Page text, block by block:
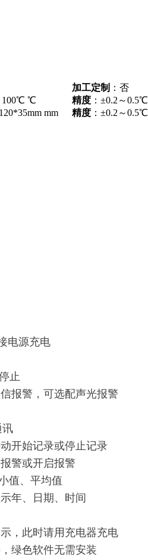
加工定制 ：否
100℃ ℃ 精度 ：±0.2～0.5℃
mm 精度 ：±0.2～0.5℃
电源充电
止
报警，可选配声光报警
讯
开始记录或停止记录
警或开启报警
值、平均值
年、日期、时间
，此时请用充电器充电
绿色软件无需安装